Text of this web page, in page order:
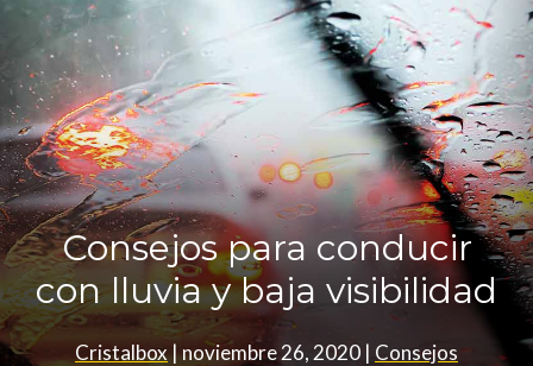
Consejos para conducir
con lluvia y baja visibilidad
Cristalbox | noviembre 26, 2020 | Consejos